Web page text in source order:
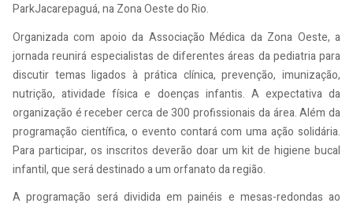
ParkJacarepaguá, na Zona Oeste do Rio.
Organizada com apoio da Associação Médica da Zona Oeste, a
jornada reunirá especialistas de diferentes áreas da pediatria para
discutir temas ligados à prática clínica, prevenção, imunização,
nutrição, atividade física e doenças infantis. A expectativa da
organização é receber cerca de 300 profissionais da área. Além da
programação científica, o evento contará com uma ação solidária.
Para participar, os inscritos deverão doar um kit de higiene bucal
infantil, que será destinado a um orfanato da região.
A programação será dividida em painéis e mesas-redondas ao